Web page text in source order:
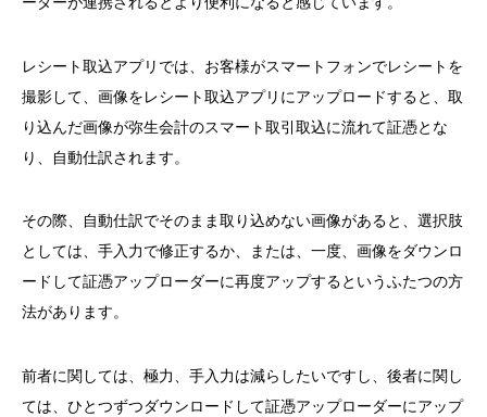
レシート取込アプリでは、お客様がスマートフォンでレシートを
撮影して、画像をレシート取込アプリにアップロードすると、取
り込んだ画像が弥生会計のスマート取引取込に流れて証憑とな
り、自動仕訳されます。
その際、自動仕訳でそのまま取り込めない画像があると、選択肢
としては、手入力で修正するか、または、一度、画像をダウンロ
ードして証憑アップローダーに再度アップするというふたつの方
法があります。
前者に関しては、極力、手入力は減らしたいですし、後者に関し
ては、ひとつずつダウンロードして証憑アップローダーにアップ